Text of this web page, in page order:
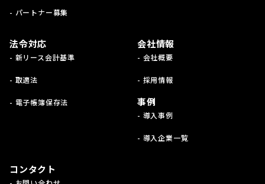
- パートナー募集
法令対応
- 新リース会計基準
- 取適法
- 電子帳簿保存法
会社情報
- 会社概要
- 採用情報
事例
- 導入事例
- 導入企業一覧
コンタクト